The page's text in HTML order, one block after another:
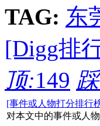
TAG: 东
[Digg排
顶:149
[事件或人物打分排行
对本文中的事件或人